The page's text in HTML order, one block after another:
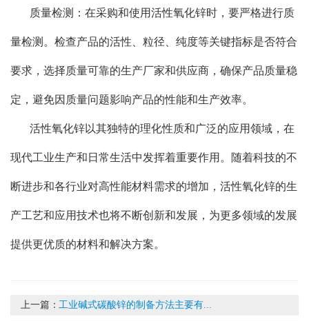
质量检测：在采购和使用活性氧化锌时，要严格进行质
量检测。检查产品的活性、粒径、纯度等关键指标是否符合
要求，选择质量可靠的生产厂家和供应商，确保产品质量稳
定，避免因质量问题影响产品的性能和生产效率。
活性氧化锌以其独特的理化性质和广泛的应用领域，在
现代工业生产和日常生活中发挥着重要作用。随着科技的不
断进步和各行业对高性能材料需求的增加，活性氧化锌的生
产工艺和应用技术也将不断创新和发展，为更多领域的发展
提供更优质的材料和解决方案。
上一篇： 工业碱式碳酸锌的制备方法主要有...